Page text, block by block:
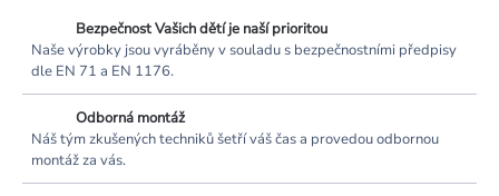
Bezpečnost Vašich dětí je naší prioritou
Naše výrobky jsou vyráběny v souladu s bezpečnostními předpisy
dle EN 71 a EN 1176.
Odborná montáž
Náš tým zkušených techniků šetří váš čas a provedou odbornou
montáž za vás.